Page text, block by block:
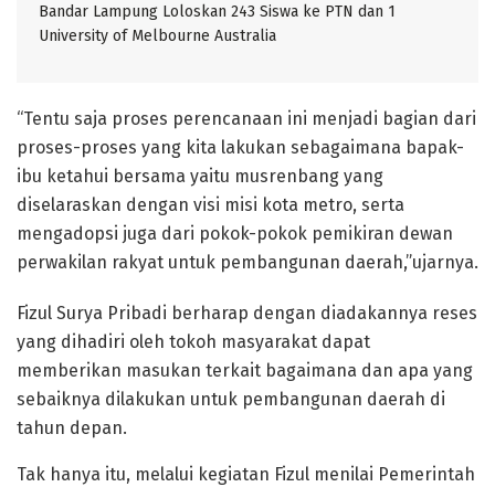
Bandar Lampung Loloskan 243 Siswa ke PTN dan 1
University of Melbourne Australia
“Tentu saja proses perencanaan ini menjadi bagian dari
proses-proses yang kita lakukan sebagaimana bapak-
ibu ketahui bersama yaitu musrenbang yang
diselaraskan dengan visi misi kota metro, serta
mengadopsi juga dari pokok-pokok pemikiran dewan
perwakilan rakyat untuk pembangunan daerah,”ujarnya.
Fizul Surya Pribadi berharap dengan diadakannya reses
yang dihadiri oleh tokoh masyarakat dapat
memberikan masukan terkait bagaimana dan apa yang
sebaiknya dilakukan untuk pembangunan daerah di
tahun depan.
Tak hanya itu, melalui kegiatan Fizul menilai Pemerintah